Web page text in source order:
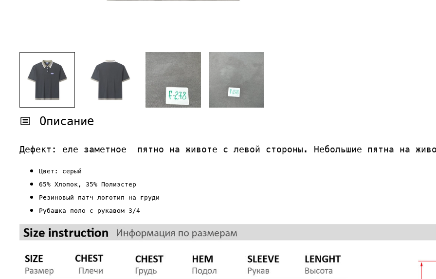
Описание
Дефект: еле заметное пятно на животе с левой стороны. Небольшие пятна на
Цвет: серый
65% Хлопок, 35% Полиэстер
Резиновый патч логотип на груди
Рубашка поло с рукавом 3/4